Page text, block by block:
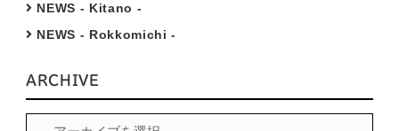
NEWS - Kitano -
NEWS - Rokkomichi -
ARCHIVE